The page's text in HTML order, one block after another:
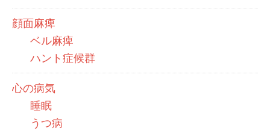
顔面麻痺
ベル麻痺
ハント症候群
心の病気
睡眠
うつ病